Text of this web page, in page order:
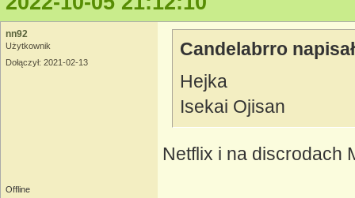
nn92
Użytkownik
Dołączył: 2021-02-13
Candelabrro
Hejka
Isekai Ojisan
Netflix i na discrodach
Offline